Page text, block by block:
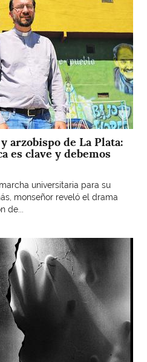
arzobispo de La Plata:
es clave y debemos
universitaria para su
monseñor reveló el drama
de...